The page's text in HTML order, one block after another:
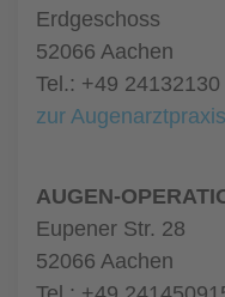
Erdgeschoss
52066 Aachen
Tel.: +49 24132130
zur Augenarztpraxis
AUGEN-
Eupener Str. 28
52066 Aachen